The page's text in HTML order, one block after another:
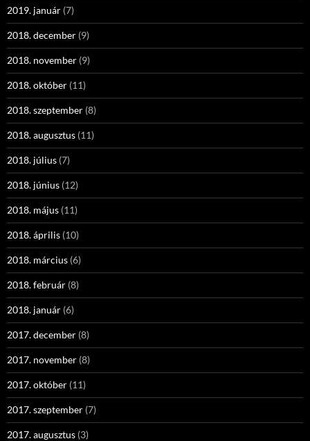
2019. január (7)
2018. december (9)
2018. november (9)
2018. október (11)
2018. szeptember (8)
2018. augusztus (11)
2018. július (7)
2018. június (12)
2018. május (11)
2018. április (10)
2018. március (6)
2018. február (8)
2018. január (6)
2017. december (8)
2017. november (8)
2017. október (11)
2017. szeptember (7)
2017. augusztus (3)